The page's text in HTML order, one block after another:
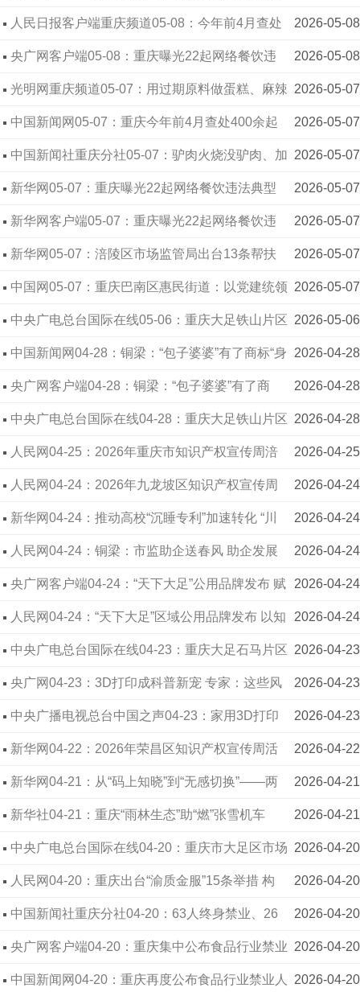
计价秤计量监管案例 2026-05-08
人民日报客户端重庆频道05-08：今年前4月查处
网络餐饮违法案件400余起 重庆市场监管局今公开
曝光22起典型案件
2026-05-08
央广网客户端05-08：重庆曝光22起网络餐饮违
法典型案件 2026-05-07
光明网重庆频道05-07：用过期原料做蛋糕、麻辣
烫后厨脏乱差……重庆严查曝光22起外卖典型案例 2026-05-07
中国新闻网05-07：重庆今年前4月查处400余起
网络餐饮违法案件 2026-05-07
中国新闻社重庆分社05-07：驴肉火烧没驴肉、加
工食品用过期原料、经营霉变食品……重庆曝光22
起网络餐饮典型案件
2026-05-07
新华网05-07：重庆曝光22起网络餐饮违法典型
案件 2026-05-07
新华网客户端05-07：重庆曝光22起网络餐饮违
法典型案件 2026-05-07
新华网05-07：涪陵区市场监管局出台13条帮扶
措施 护航榨菜产业高质量发展 2026-05-07
中国网05-07：重庆巴南区惠民街道：以党建统领
推动食品安全“数字监管” 2026-05-06
中央广电总台国际在线05-06：重庆大足铁山片区
市场监管所打响食品添加剂“保卫战” 2026-04-28
中国新闻网04-28：铜梁：“包子婆婆”有了商标“身
份证” 2026-04-28
央广网客户端04-28：铜梁：“包子婆婆”有了商
标“身份证” 2026-04-28
中央广电总台国际在线04-28：重庆大足铁山片区
市场监管所全链条守护群众“盐罐子” 2026-04-25
人民网04-25：2026年重庆市知识产权宣传周涪
陵分会场活动启幕 2026-04-24
人民网04-24：2026年九龙坡区知识产权宣传周
举行 2026-04-24
新华网04-24：推动高校“沉睡专利”加速转化 “川
渝高校存量专利供给清单”发布 2026-04-24
人民网04-24：铜梁：市监助企送春风 助企发展
市监行 2026-04-24
央广网客户端04-24：“天下大足”公用品牌发布 赋
能区域高质量发展 2026-04-24
人民网04-24：“天下大足”区域公用品牌发布 以知
识产权赋能区域高质量发展 2026-04-23
中央广电总台国际在线04-23：重庆大足石马片区
市场监管所筑牢养老机构食品安全防线 2026-04-23
央广网04-23：3D打印成科普新宠 专家：这些风
险要警惕！ 2026-04-23
中央广播电视总台中国之声04-23：家用3D打印
机材料安全吗？专家：使用注意这几点 2026-04-22
新华网04-22：2026年荣昌区知识产权宣传周活
动启动 2026-04-21
新华网04-21：从“码上知晓”到“无感切换”——两
江新区市场监管局的融合服务实践 2026-04-21
新华社04-21：重庆“雨林生态”助“燃”张雪机车
2026-04-20
中央广电总台国际在线04-20：重庆市大足区市场
监管局：守护市场“烟火气” 拎稳群众“菜篮子” 2026-04-20
人民网04-20：重庆出台“渝质金服”15条举措 构
建“质量+金融”服务新模式 2026-04-20
中国新闻社重庆分社04-20：63人终身禁业、26
人五年禁业，重庆公布食品行业禁业人员名单 2026-04-20
央广网客户端04-20：重庆集中公布食品行业禁业
人员第二批名单 2026-04-20
中国新闻网04-20：重庆再度公布食品行业禁业人